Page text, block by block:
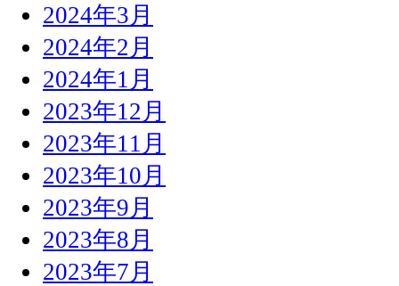
2024年3月
2024年2月
2024年1月
2023年12月
2023年11月
2023年10月
2023年9月
2023年8月
2023年7月